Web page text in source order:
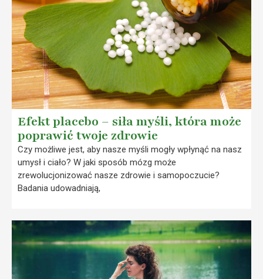
Efekt placebo – siła myśli, która może
poprawić twoje zdrowie
Czy możliwe jest, aby nasze myśli mogły wpłynąć na nasz
umysł i ciało? W jaki sposób mózg może
zrewolucjonizować nasze zdrowie i samopoczucie?
Badania udowadniają,